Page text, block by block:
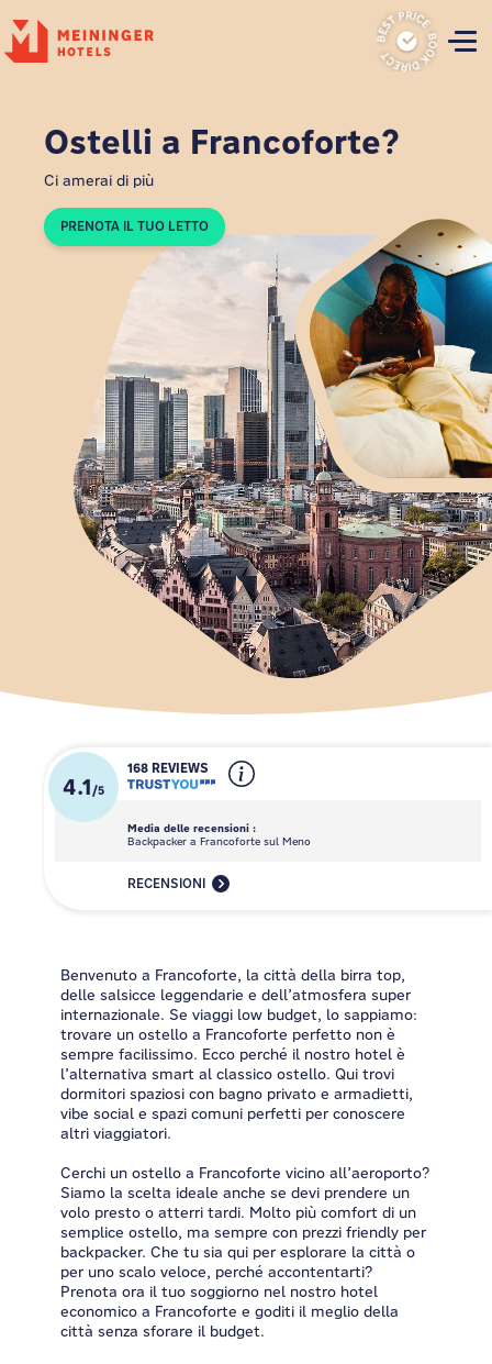
P
Ostelli a Francoforte?
Ci amerai di più
PRENOTA IL TUO LETTO
4.1/5
168 REVIEWS
Media delle recensioni :
Backpacker a Francoforte sul Meno
RECENSIONI
Benvenuto a Francoforte, la città della birra top,
delle salsicce leggendarie e dell’atmosfera super
internazionale. Se viaggi low budget, lo sappiamo:
trovare un ostello a Francoforte perfetto non è
sempre facilissimo. Ecco perché il nostro hotel è
l’alternativa smart al classico ostello. Qui trovi
dormitori spaziosi con bagno privato e armadietti,
vibe social e spazi comuni perfetti per conoscere
altri viaggiatori.
Cerchi un ostello a Francoforte vicino all’aeroporto?
Siamo la scelta ideale anche se devi prendere un
volo presto o atterri tardi. Molto più comfort di un
semplice ostello, ma sempre con prezzi friendly per
backpacker. Che tu sia qui per esplorare la città o
per uno scalo veloce, perché accontentarti?
Prenota ora il tuo soggiorno nel nostro hotel
economico a Francoforte e goditi il meglio della
città senza sforare il budget.